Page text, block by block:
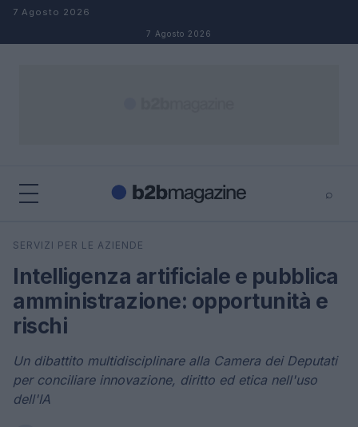
Salta al contenuto
7 Agosto 2026
7 Agosto 2026
⌕
Cerca
SERVIZI PER LE AZIENDE
Intelligenza artificiale e pubblica
amministrazione: opportunità e
rischi
Un dibattito multidisciplinare alla Camera dei Deputati
per conciliare innovazione, diritto ed etica nell'uso
dell'IA